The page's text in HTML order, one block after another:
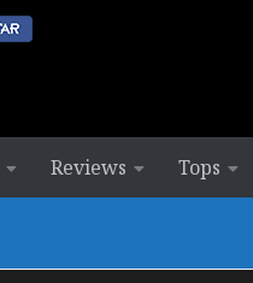
Reviews Tops